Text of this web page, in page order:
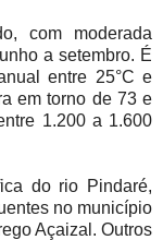
com moderada
a setembro. É
entre 25°C e
em torno de 73 e
1.200 a 1.600
do rio Pindaré,
no município
Açaizal. Outros